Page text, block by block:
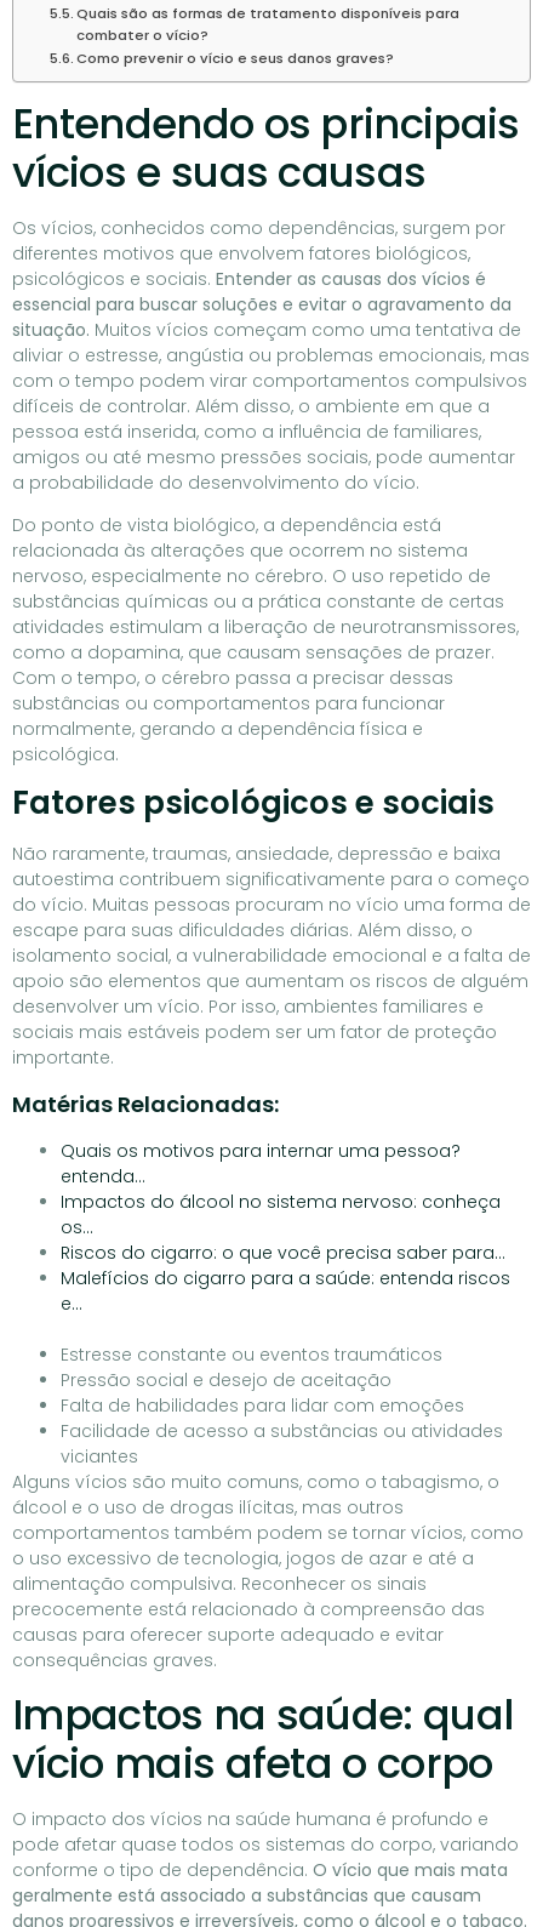
Quais são as formas de tratamento disponíveis para
combater o vício?
Como prevenir o vício e seus danos graves?
Entendendo os principais
vícios e suas causas
Os vícios, conhecidos como dependências, surgem por
diferentes motivos que envolvem fatores biológicos,
psicológicos e sociais. Entender as causas dos vícios é
essencial para buscar soluções e evitar o agravamento da
situação. Muitos vícios começam como uma tentativa de
aliviar o estresse, angústia ou problemas emocionais, mas
com o tempo podem virar comportamentos compulsivos
difíceis de controlar. Além disso, o ambiente em que a
pessoa está inserida, como a influência de familiares,
amigos ou até mesmo pressões sociais, pode aumentar
a probabilidade do desenvolvimento do vício.
Do ponto de vista biológico, a dependência está
relacionada às alterações que ocorrem no sistema
nervoso, especialmente no cérebro. O uso repetido de
substâncias químicas ou a prática constante de certas
atividades estimulam a liberação de neurotransmissores,
como a dopamina, que causam sensações de prazer.
Com o tempo, o cérebro passa a precisar dessas
substâncias ou comportamentos para funcionar
normalmente, gerando a dependência física e
psicológica.
Fatores psicológicos e sociais
Não raramente, traumas, ansiedade, depressão e baixa
autoestima contribuem significativamente para o começo
do vício. Muitas pessoas procuram no vício uma forma de
escape para suas dificuldades diárias. Além disso, o
isolamento social, a vulnerabilidade emocional e a falta de
apoio são elementos que aumentam os riscos de alguém
desenvolver um vício. Por isso, ambientes familiares e
sociais mais estáveis podem ser um fator de proteção
importante.
Matérias Relacionadas:
Quais os motivos para internar uma pessoa?
entenda…
Impactos do álcool no sistema nervoso: conheça
os…
Riscos do cigarro: o que você precisa saber para…
Malefícios do cigarro para a saúde: entenda riscos
e…
Estresse constante ou eventos traumáticos
Pressão social e desejo de aceitação
Falta de habilidades para lidar com emoções
Facilidade de acesso a substâncias ou atividades
viciantes
Alguns vícios são muito comuns, como o tabagismo, o
álcool e o uso de drogas ilícitas, mas outros
comportamentos também podem se tornar vícios, como
o uso excessivo de tecnologia, jogos de azar e até a
alimentação compulsiva. Reconhecer os sinais
precocemente está relacionado à compreensão das
causas para oferecer suporte adequado e evitar
consequências graves.
Impactos na saúde: qual
vício mais afeta o corpo
O impacto dos vícios na saúde humana é profundo e
pode afetar quase todos os sistemas do corpo, variando
conforme o tipo de dependência. O vício que mais mata
geralmente está associado a substâncias que causam
danos progressivos e irreversíveis, como o álcool e o tabaco.